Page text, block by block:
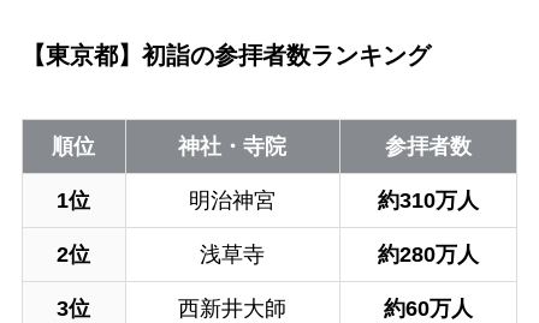
【東京都】初詣の参拝者数ランキング
順位 神社・寺院 参拝者数
1位 明治神宮 約310万人
2位 浅草寺 約280万人
3位 西新井大師 約60万人